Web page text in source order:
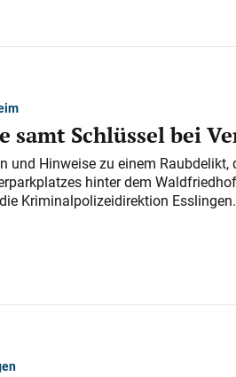
samt Schlüssel bei
und Hinweise zu einem
hinter dem
Kriminalpolizeidirektion Esslingen.